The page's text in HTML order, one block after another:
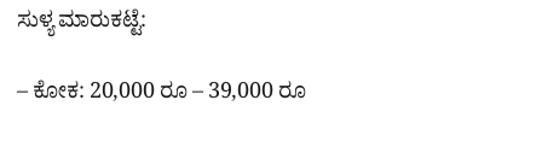
ಸುಳ್ಯ ಮಾರುಕಟ್ಟೆ:
– ಕೋಕ: 20,000 ರೂ – 39,000 ರೂ